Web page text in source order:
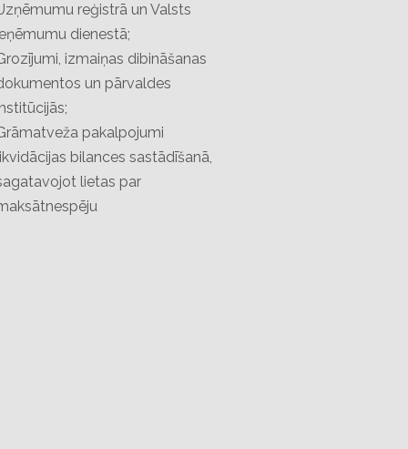
reģistrā un Valsts
dienestā;
izmaiņas dibināšanas
un pārvaldes
pakalpojumi
bilances sastādīšanā,
lietas par